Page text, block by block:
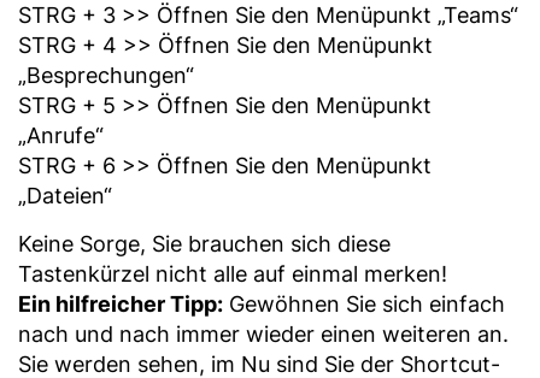
STRG + 3 >> Öffnen Sie den Menüpunkt „Teams“
STRG + 4 >> Öffnen Sie den Menüpunkt
„Besprechungen“
STRG + 5 >> Öffnen Sie den Menüpunkt
„Anrufe“
STRG + 6 >> Öffnen Sie den Menüpunkt
„Dateien“
Keine Sorge, Sie brauchen sich diese
Tastenkürzel nicht alle auf einmal merken!
Ein hilfreicher Tipp: Gewöhnen Sie sich einfach
nach und nach immer wieder einen weiteren an.
Sie werden sehen, im Nu sind Sie der Shortcut-